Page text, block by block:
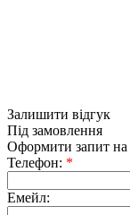
Залишити відгук
Під замовлення
Оформити запит на
Телефон: *
Емейл: